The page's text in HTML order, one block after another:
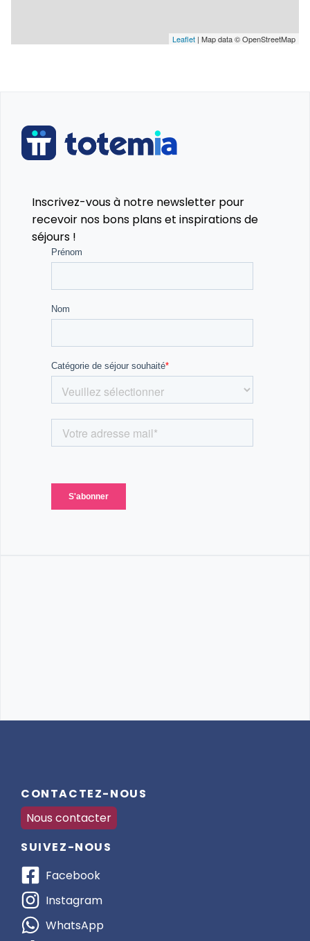
Leaflet | Map data © OpenStreetMap
Inscrivez-vous à notre newsletter pour
recevoir nos bons plans et inspirations de
séjours !
CONTACTEZ-NOUS
Nous contacter
SUIVEZ-NOUS
Facebook
Instagram
WhatsApp